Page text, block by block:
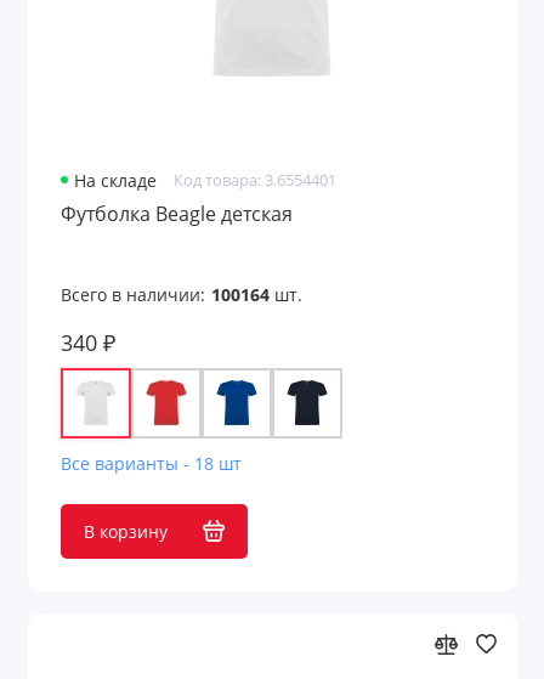
На складе Код товара: 3.6554401
Футболка Beagle детская
Всего в наличии: 100164шт.
340 ₽
Все варианты - 18 шт
В корзину